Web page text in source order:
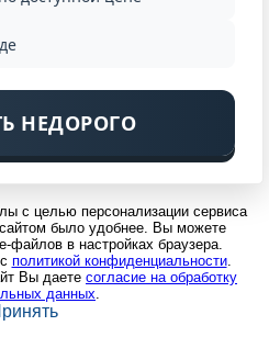
НЕДОРОГО
с целью персонализации сервиса
было удобнее. Вы можете
файлов в настройках браузера.
политикой конфиденциальности.
Вы даете согласие на обработку
данных.